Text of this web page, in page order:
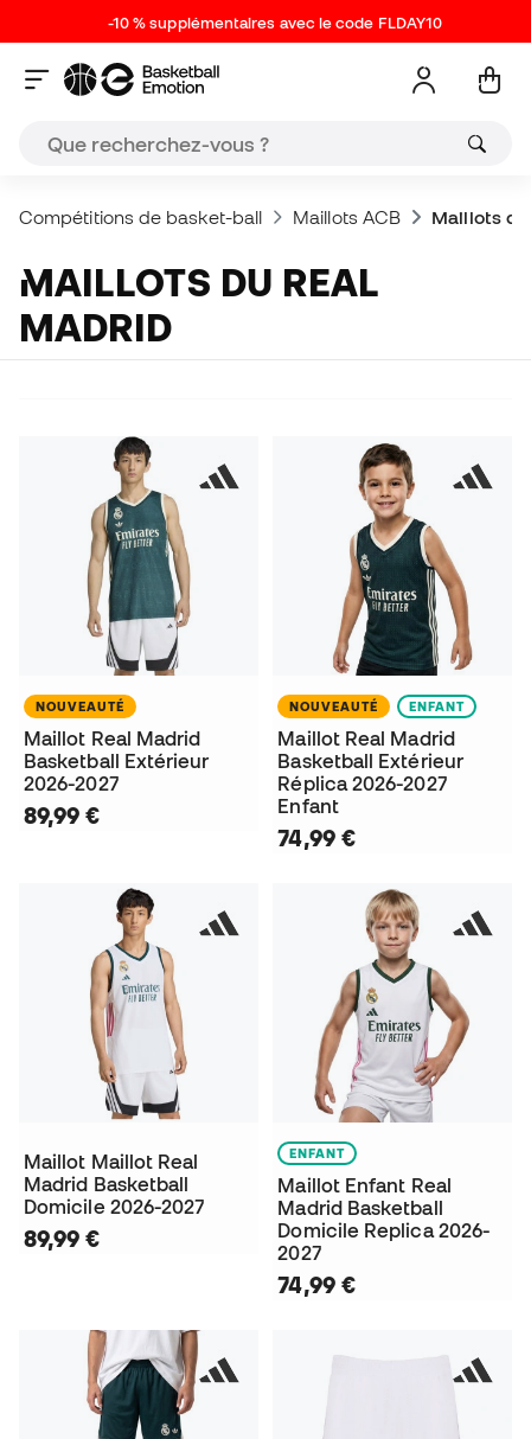
-10 % supplémentaires avec le code FLDAY10
Compétitions de basket-ball Maillots ACB Maillots
MAILLOTS DU REAL
MADRID
NOUVEAUTÉ
Maillot Real Madrid
Basketball Extérieur
2026-2027
89,99 €
NOUVEAUTÉ ENFANT
Maillot Real Madrid
Basketball Extérieur
Réplica 2026-2027
Enfant
74,99 €
Maillot Maillot Real
Madrid Basketball
Domicile 2026-2027
89,99 €
ENFANT
Maillot Enfant Real
Madrid Basketball
Domicile Replica 2026-
2027
74,99 €